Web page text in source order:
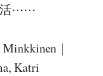
活⋯⋯
｜
Katri